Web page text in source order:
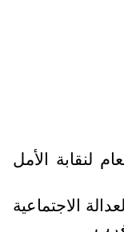
لنقابة الأمل
الاجتماعية